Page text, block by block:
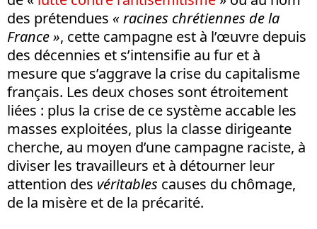
des prétendues « racines chrétiennes de la
France », cette campagne est à l’œuvre depuis
des décennies et s’intensifie au fur et à
mesure que s’aggrave la crise du capitalisme
français. Les deux choses sont étroitement
liées : plus la crise de ce système accable les
masses exploitées, plus la classe dirigeante
cherche, au moyen d’une campagne raciste, à
diviser les travailleurs et à détourner leur
attention des véritables causes du chômage,
de la misère et de la précarité.